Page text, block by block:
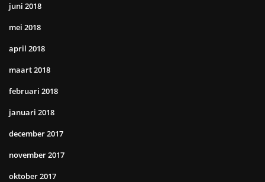
juni 2018
mei 2018
april 2018
maart 2018
februari 2018
januari 2018
december 2017
november 2017
oktober 2017